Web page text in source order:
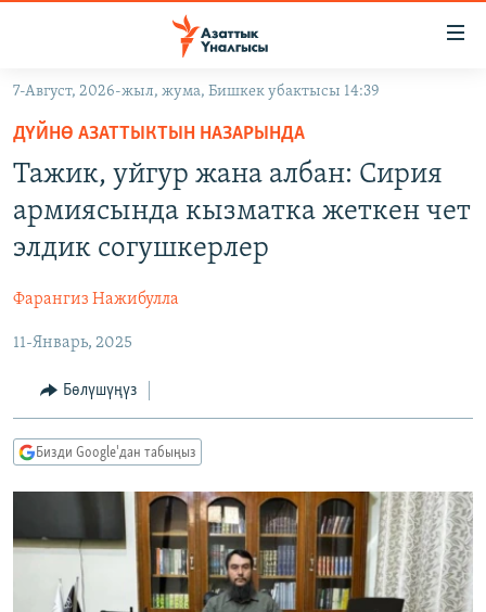
Навигацияга
өтүңүз
Издөөгө
салыңыз
ЖАҢЫЛЫКТАР
КЫРГЫЗСТАН
УКРАИНА
ТВ ПРОГРАММАЛАР
БҮГҮН АЗАТТЫКТА
ЭКСПЕРТТЕР ТАЛДАЙТ
ДАНИСТЕ
ЭЖЕ-СИҢДИЛЕР
АЗАТТЫК+
ЫҢГАЙСЫЗ СУРООЛОР
ПОДКАСТ
ӨЗГӨЧӨ ПИКИР
Русский
ОНЛАЙН ШЕРИНЕ
7-Август, 2026-жыл, жума, Бишкек убактысы 14:39
ДҮЙНӨ АЗАТТЫКТЫН НАЗАРЫНДА
Тажик, уйгур жана албан: Сирия
армиясында кызматка жеткен чет
элдик согушкерлер
Фарангиз Нажибулла
11-Январь, 2025
Бөлүшүңүз
Бизди Google'дан табыңыз